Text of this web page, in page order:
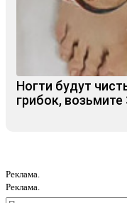
Ногти будут
грибок,
Реклама.
Реклама.